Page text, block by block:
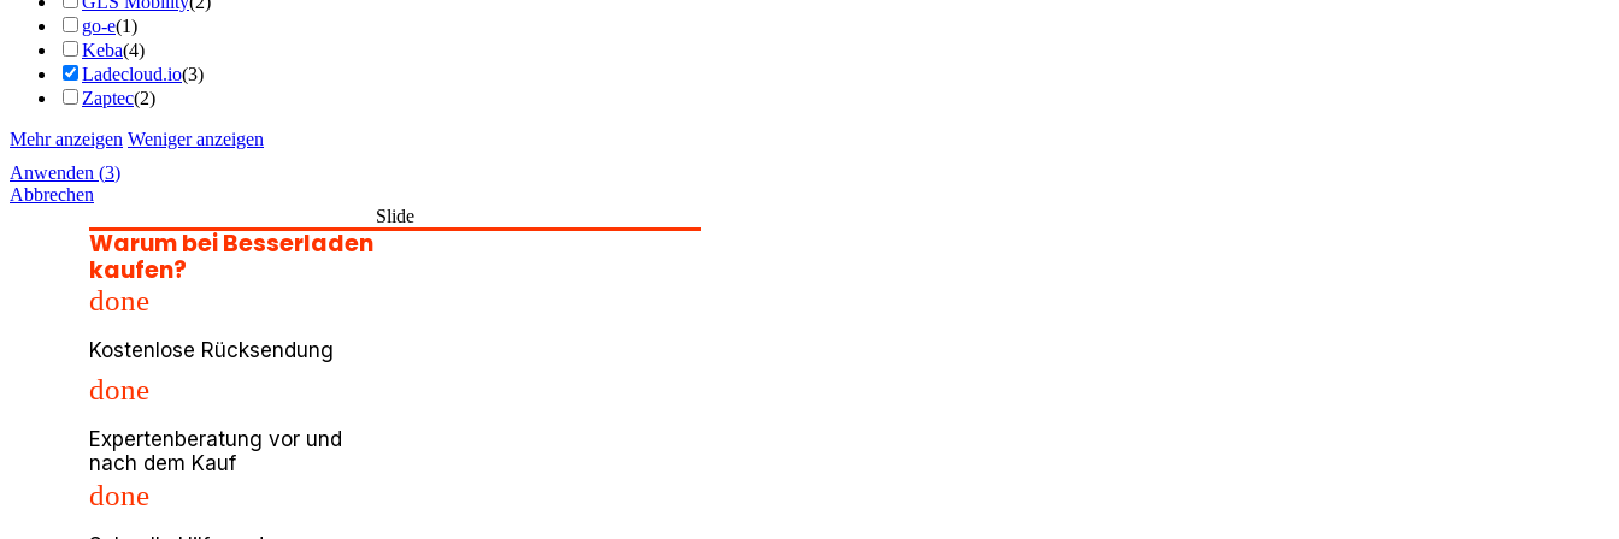
go-e(1)
Keba(4)
Ladecloud.io(3)
Zaptec(2)
Mehr anzeigen Weniger anzeigen
Anwenden (3)
Abbrechen
Slide
Warum bei Besserladen
kaufen?
done
Kostenlose Rücksendung
done
Expertenberatung vor und
nach dem Kauf
done